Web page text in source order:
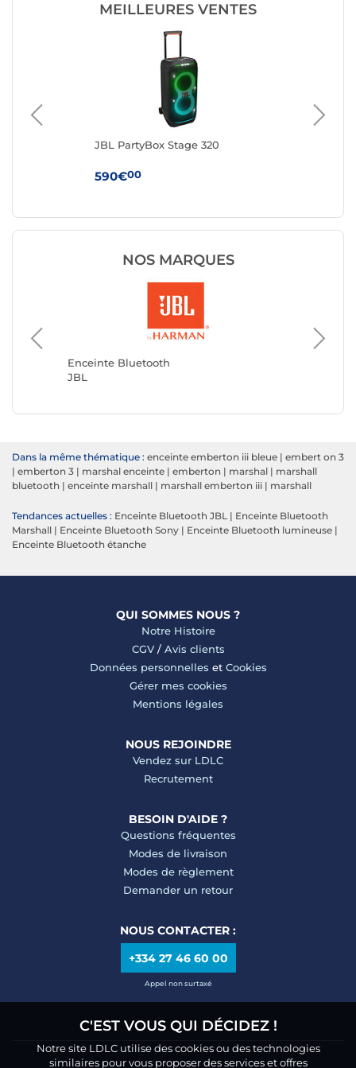
C'EST VOUS QUI DÉCIDEZ !
Notre site LDLC utilise des cookies ou des technologies
similaires pour vous proposer des services et offres
MEILLEURES VENTES
JBL PartyBox Stage 320
590€00
NOS MARQUES
Enceinte Bluetooth
JBL
Dans la même thématique : enceinte emberton iii bleue | embert on 3
| emberton 3 | marshal enceinte | emberton | marshal | marshall
bluetooth | enceinte marshall | marshall emberton iii | marshall
Tendances actuelles : Enceinte Bluetooth JBL | Enceinte Bluetooth
Marshall | Enceinte Bluetooth Sony | Enceinte Bluetooth lumineuse |
Enceinte Bluetooth étanche
QUI SOMMES NOUS ?
Notre Histoire
CGV/ Avis clients
Données personnelles et Cookies
Gérer mes cookies
Mentions légales
NOUS REJOINDRE
Vendez sur LDLC
Recrutement
BESOIN D'AIDE ?
Questions fréquentes
Modes de livraison
Modes de règlement
Demander un retour
NOUS CONTACTER :
+334 27 46 60 00
Appel non surtaxé